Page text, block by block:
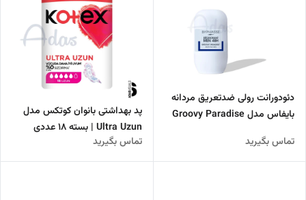
دئودورانت رولی ضدتعریق مردانه
بایفاس مدل Groovy Paradise
تماس بگیرید
پد بهداشتی بانوان کوتکس مدل
Ultra Uzun | بسته 18 عددی
تماس بگیرید